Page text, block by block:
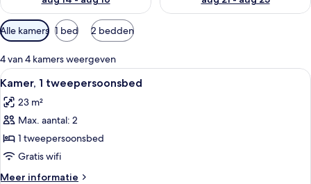
Beschikbare
filters
voor
kamers
Alle kamers 1 bed 2 bedden
4 van 4 kamers weergeven
Alle
foto's
voor
Kamer,
1
tweepersoonsbed
laden
Hotelkamer met een bed, een stoel,
7
Kamer, 1 tweepersoonsbed
23 m²
Max. aantal: 2
1 tweepersoonsbed
Gratis wifi
Meer informatie
Meer